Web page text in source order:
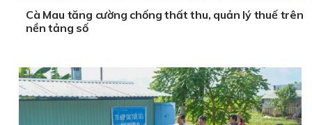
Cà Mau tăng cường chống thất thu, quản lý thuế trên
nền tảng số